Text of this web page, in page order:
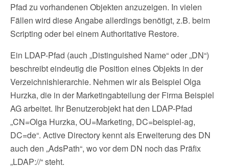
Pfad zu vorhandenen Objekten anzuzeigen. In vielen
Fällen wird diese Angabe allerdings benötigt, z.B. beim
Scripting oder bei einem Authoritative Restore.
Ein LDAP-Pfad (auch „Distinguished Name“ oder „DN“)
beschreibt eindeutig die Position eines Objekts in der
Verzeichnishierarchie. Nehmen wir als Beispiel Olga
Hurzka, die in der Marketingabteilung der Firma Beispiel
AG arbeitet. Ihr Benutzerobjekt hat den LDAP-Pfad
„CN=Olga Hurzka, OU=Marketing, DC=beispiel-ag,
DC=de“. Active Directory kennt als Erweiterung des DN
auch den „AdsPath“, wo vor dem DN noch das Präfix
„LDAP://“ steht.